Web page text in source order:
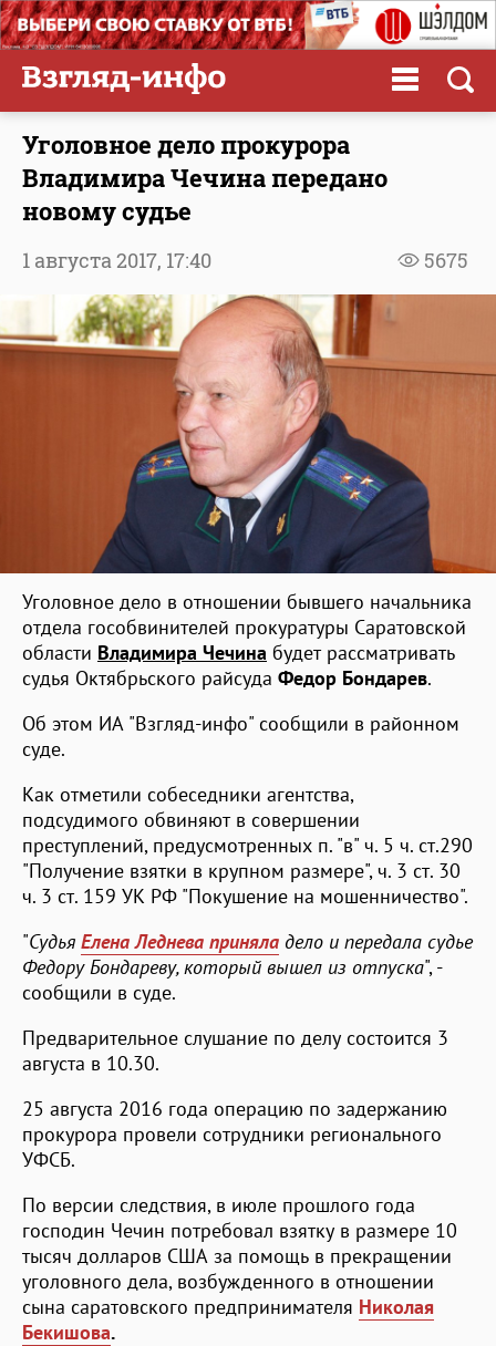
Уголовное дело прокурора
Владимира Чечина передано
новому судье
5675
1 августа 2017, 17:40
Уголовное дело в отношении бывшего начальника
отдела гособвинителей прокуратуры Саратовской
области Владимира Чечина будет рассматривать
судья Октябрьского райсуда Федор Бондарев.
Об этом ИА "Взгляд-инфо" сообщили в районном
суде.
Как отметили собеседники агентства,
подсудимого обвиняют в совершении
преступлений, предусмотренных п. "в" ч. 5 ч. ст.290
"Получение взятки в крупном размере", ч. 3 ст. 30
ч. 3 ст. 159 УК РФ "Покушение на мошенничество".
"Судья Елена Леднева приняла дело и передала судье
Федору Бондареву, который вышел из отпуска", -
сообщили в суде.
Предварительное слушание по делу состоится 3
августа в 10.30.
25 августа 2016 года операцию по задержанию
прокурора провели сотрудники регионального
УФСБ.
По версии следствия, в июле прошлого года
господин Чечин потребовал взятку в размере 10
тысяч долларов США за помощь в прекращении
уголовного дела, возбужденного в отношении
сына саратовского предпринимателя Николая
Бекишова.